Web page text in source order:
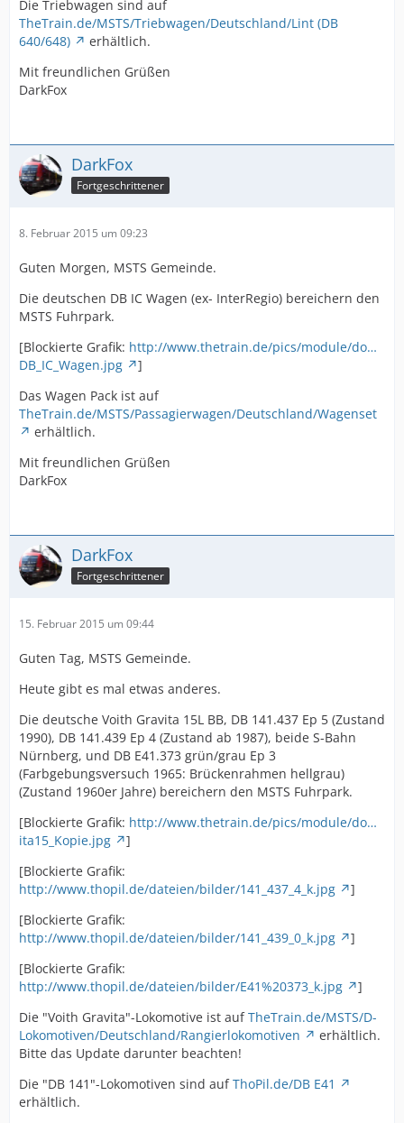
Die Triebwagen sind auf
TheTrain.de/MSTS/Triebwagen/Deutschland/Lint (DB
640/648)
erhältlich.
Mit freundlichen Grüßen
DarkFox
DarkFox
Fortgeschrittener
8. Februar 2015 um 09:23
Guten Morgen, MSTS Gemeinde.
Die deutschen DB IC Wagen (ex- InterRegio) bereichern den
MSTS Fuhrpark.
[Blockierte Grafik: http://www.thetrain.de/pics/module/do…
DB_IC_Wagen.jpg
]
Das Wagen Pack ist auf
TheTrain.de/MSTS/Passagierwagen/Deutschland/Wagenset
erhältlich.
Mit freundlichen Grüßen
DarkFox
DarkFox
Fortgeschrittener
15. Februar 2015 um 09:44
Guten Tag, MSTS Gemeinde.
Heute gibt es mal etwas anderes.
Die deutsche Voith Gravita 15L BB, DB 141.437 Ep 5 (Zustand
1990), DB 141.439 Ep 4 (Zustand ab 1987), beide S-Bahn
Nürnberg, und DB E41.373 grün/grau Ep 3
(Farbgebungsversuch 1965: Brückenrahmen hellgrau)
(Zustand 1960er Jahre) bereichern den MSTS Fuhrpark.
[Blockierte Grafik: http://www.thetrain.de/pics/module/do…
ita15_Kopie.jpg
]
[Blockierte Grafik:
http://www.thopil.de/dateien/bilder/141_437_4_k.jpg
]
[Blockierte Grafik:
http://www.thopil.de/dateien/bilder/141_439_0_k.jpg
]
[Blockierte Grafik:
http://www.thopil.de/dateien/bilder/E41%20373_k.jpg
]
Die "Voith Gravita"-Lokomotive ist aufTheTrain.de/MSTS/D-
Lokomotiven/Deutschland/Rangierlokomotiven
erhältlich.
Bitte das Update darunter beachten!
Die "DB 141"-Lokomotiven sind aufThoPil.de/DB E41
erhältlich.